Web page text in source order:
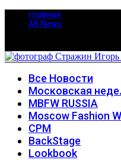
главная
All News
Все Новости
Московская
MBFW RUSSIA
Moscow Fashion
CPM
BackStage
Lookbook